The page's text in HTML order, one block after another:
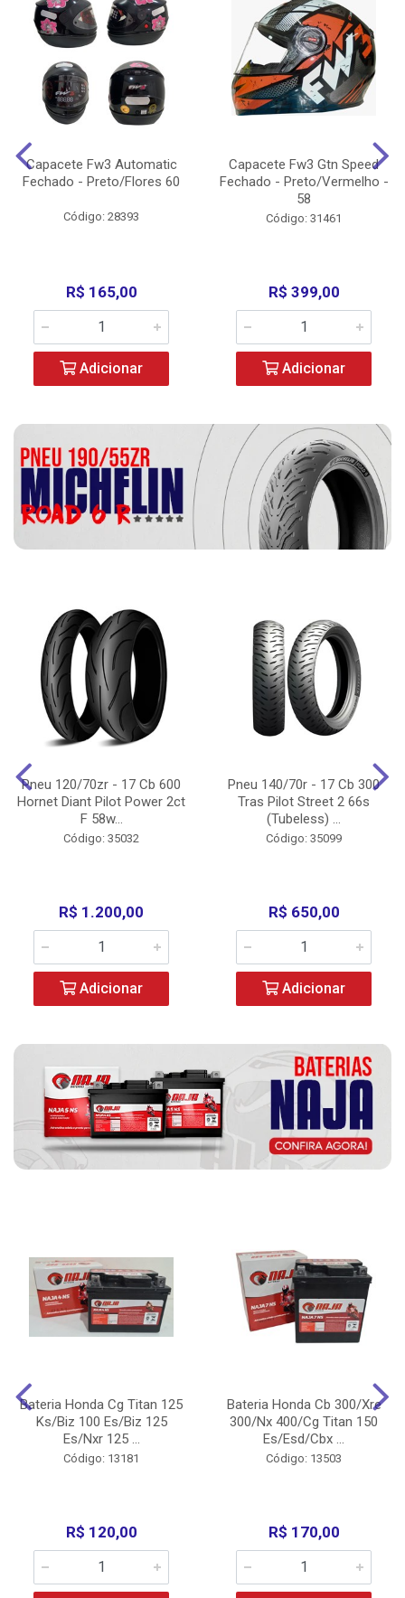
Capacete Fw3 Automatic
Fechado - Preto/Flores 60
Código: 28393
R$ 165,00
Adicionar
Capacete Fw3 Gtn Speed
Fechado - Preto/Vermelho -
58
Código: 31461
R$ 399,00
Adicionar
Pneu 120/70zr - 17 Cb 600
Hornet Diant Pilot Power 2ct
F 58w...
Código: 35032
R$ 1.200,00
Adicionar
Pneu 140/70r - 17 Cb 300
Tras Pilot Street 2 66s
(Tubeless) ...
Código: 35099
R$ 650,00
Adicionar
Bateria Honda Cg Titan 125
Ks/Biz 100 Es/Biz 125
Es/Nxr 125 ...
Código: 13181
R$ 120,00
Bateria Honda Cb 300/Xre
300/Nx 400/Cg Titan 150
Es/Esd/Cbx ...
Código: 13503
R$ 170,00